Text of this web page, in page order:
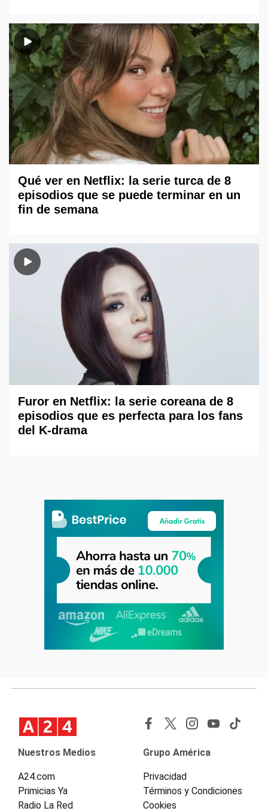
Qué ver en Netflix: la serie turca de 8
episodios que se puede terminar en un
fin de semana
Furor en Netflix: la serie coreana de 8
episodios que es perfecta para los fans
del K-drama
Nuestros Medios
A24.com
Primicias Ya
Radio La Red
Grupo América
Privacidad
Términos y Condiciones
Cookies